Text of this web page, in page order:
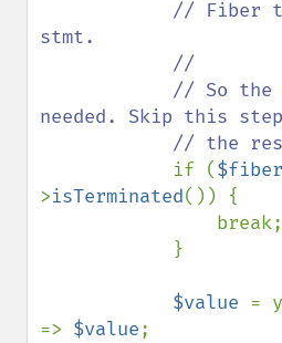
stmt.
needed. Skip this
if ($fiber
>isTerminated()) {
$value =
=> $value;